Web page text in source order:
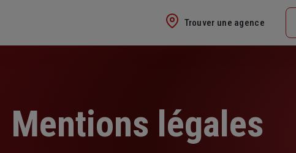
Trouver une agence
Mentions légales